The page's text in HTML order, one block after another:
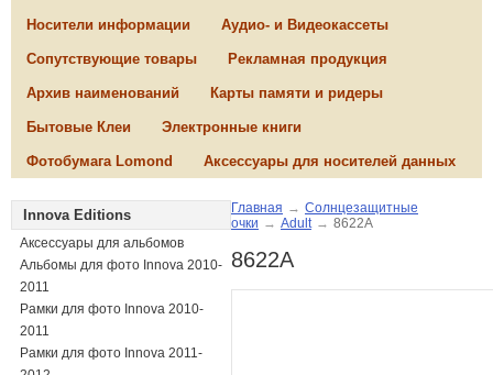
Носители информации Аудио- и Видеокассеты
Сопутствующие товары Рекламная продукция
Архив наименований Карты памяти и ридеры
Бытовые Клеи Электронные книги
Фотобумага Lomond Аксессуары для носителей данных
Innova Editions
Аксессуары для альбомов
Альбомы для фото Innova 2010-
2011
Рамки для фото Innova 2010-
2011
Рамки для фото Innova 2011-
Главная → Солнцезащитные
очки → Adult → 8622A
8622A